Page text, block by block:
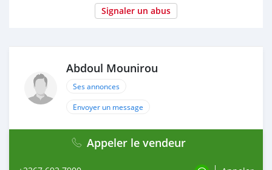
Signaler un abus
Abdoul Mounirou
Ses annonces
Envoyer un message
Appeler le vendeur